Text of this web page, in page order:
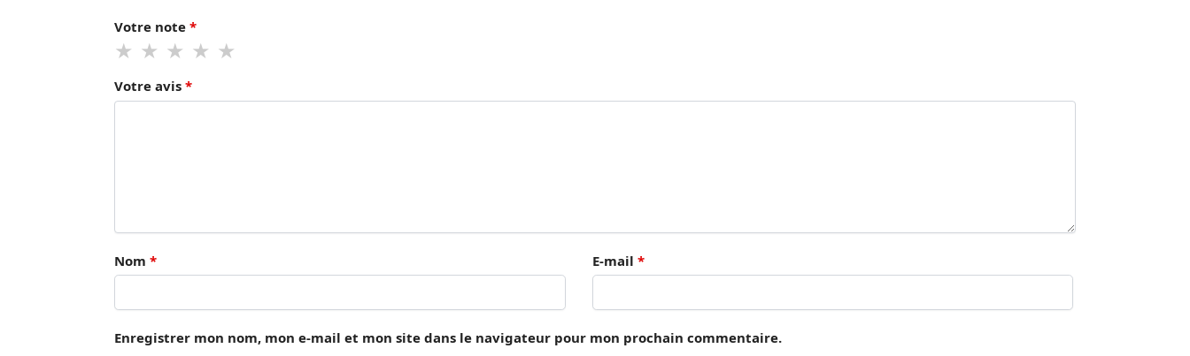
Votre note *
Votre avis *
Nom * E-mail *
Enregistrer mon nom, mon e-mail et mon site dans le navigateur pour mon prochain commentaire.